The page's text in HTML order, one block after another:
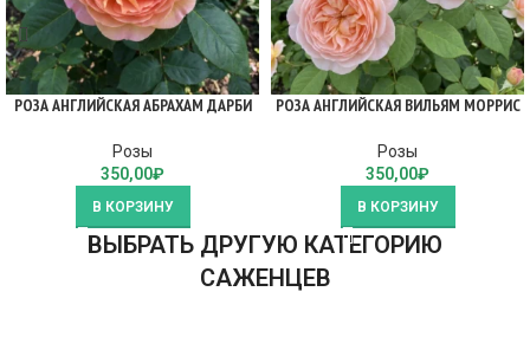
РОЗА АНГЛИЙСКАЯ АБРАХАМ ДАРБИ
Розы
350,00₽
В КОРЗИНУ
РОЗА АНГЛИЙСКАЯ ВИЛЬЯМ МОРРИС
Розы
350,00₽
В КОРЗИНУ
ВЫБРАТЬ ДРУГУЮ КАТЕГОРИЮ
САЖЕНЦЕВ